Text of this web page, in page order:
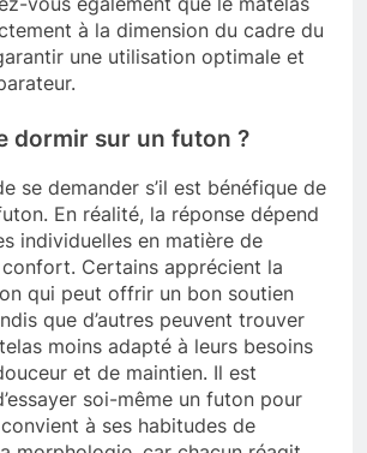
à la dimension du cadre du
une utilisation optimale et
dormir sur un futon ?
se demander s’il est bénéfique de
En réalité, la réponse dépend
individuelles en matière de
Certains apprécient la
qui peut offrir un bon soutien
que d’autres peuvent trouver
moins adapté à leurs besoins
et de maintien. Il est
soi-même un futon pour
à ses habitudes de